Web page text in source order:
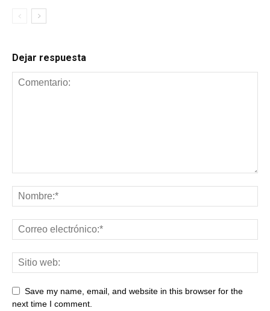
Dejar respuesta
Save my name, email, and website in this browser for the
next time I comment.